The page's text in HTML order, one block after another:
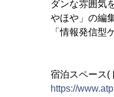
ダンな雰囲気
やほや」の編
「情報発信型
宿泊スペース(
https://